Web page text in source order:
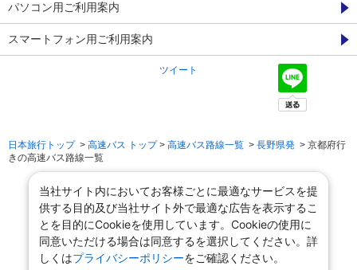
パソコン用ご利用案内
スマートフォン用ご利用案内
ツイート
日本旅行トップ> 高速バス トップ> 高速バス路線一覧 > 長野県発 > 京都府行
きの高速バス路線一覧
当社サイト内においてお客様ごとに最適なサービスを提
供する目的及び当社サイト外で最適な広告を表示するこ
とを目的にCookieを使用しています。Cookieの使用に
同意いただける場合は同意するを選択してください。詳
しくはプライバシーポリシーをご確認ください。